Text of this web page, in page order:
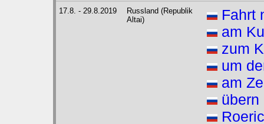
17.8. - 29.8.2019
Russland (Republik
Altai)
Fahrt
am
zum
um
am
übern